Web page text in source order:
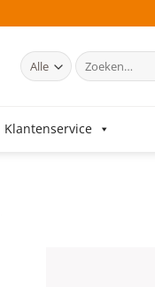
Zoeken
naar:
Klantenservice